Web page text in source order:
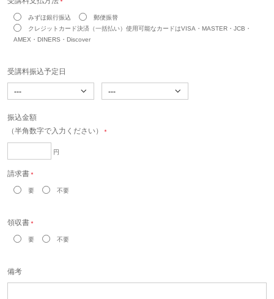
みずほ銀行振込
郵便振替
クレジットカード決済（一括払い）使用可能なカードはVISA・MASTER・JCB・
AMEX・DINERS・Discover
受講料振込予定日
振込金額
（半角数字で入力ください）
＊
円
請求書 ＊
要 不要
領収書 ＊
要 不要
備考